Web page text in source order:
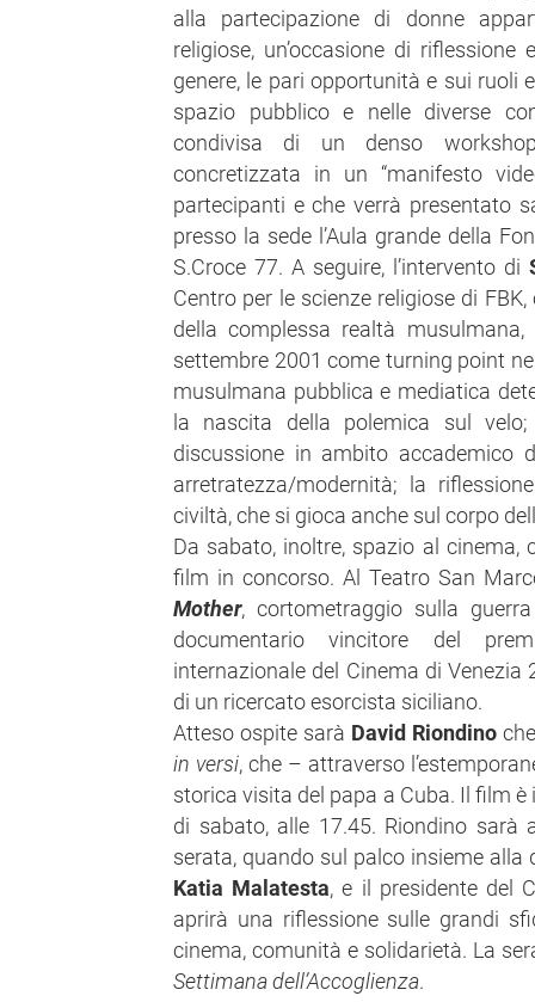
alla partecipazione di donne
religiose, un’occasione di
genere, le pari opportunità e sui ruoli
spazio pubblico e nelle diverse
condivisa di un denso
concretizzata in un “manifesto
partecipanti e che verrà presentato
presso la sede l’Aula grande della
S.Croce 77. A seguire, l’intervento di
Centro per le scienze religiose di
della complessa realtà
settembre 2001 come turning point
musulmana pubblica e mediatica
la nascita della polemica sul
discussione in ambito accademico
arretratezza/modernità; la
civiltà, che si gioca anche sul corpo
Da sabato, inoltre, spazio al cinema,
film in concorso. Al Teatro San
Mother, cortometraggio sulla
documentario vincitore del
internazionale del Cinema di Venezia
di un ricercato esorcista siciliano.
Atteso ospite sarà David Riondino
in versi, che – attraverso
storica visita del papa a Cuba. Il film
di sabato, alle 17.45. Riondino sarà
serata, quando sul palco insieme alla
Katia Malatesta, e il presidente del
aprirà una riflessione sulle grandi
cinema, comunità e solidarietà. La
Settimana dell’Accoglienza.